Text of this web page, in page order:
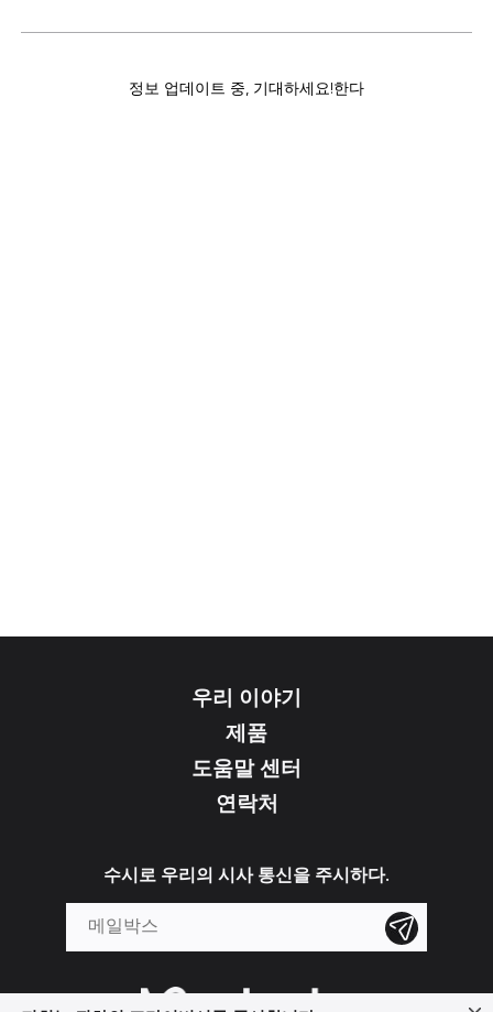
정보 업데이트 중, 기대하세요!한다
우리 이야기
제품
도움말 센터
연락처
수시로 우리의 시사 통신을 주시하다.